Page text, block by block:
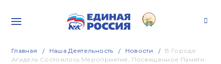
Главная Наша Деятельность Новости
В Городе
Агидель Состоялось Мероприятие, Посвященное Памяти